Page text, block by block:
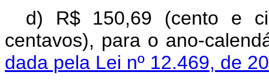
d) R$ 150,69 (cento e
centavos), para o
dada pela Lei nº 12.469, de